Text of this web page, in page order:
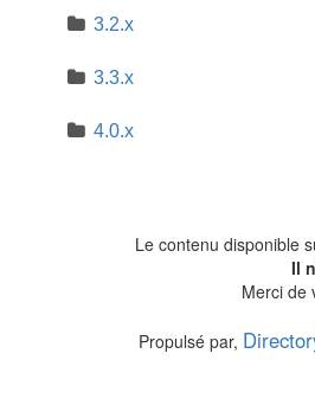
3.2.x
3.3.x
4.0.x
Le contenu disponible
Il
Merci de
Propulsé par,